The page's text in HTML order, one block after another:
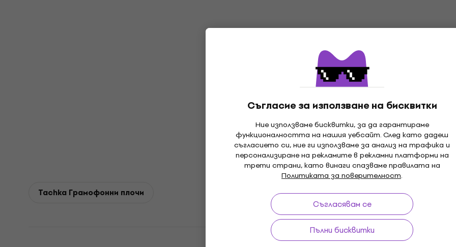
Съгласие за използване на бисквитки
Ние използваме бисквитки, за да гарантираме
функционалността на нашия уебсайт. След като дадеш
съгласието си, ние ги използваме за анализ на трафика и
персонализиране на рекламите в рекламни платформи на
трети страни, като винаги спазваме правилата на
Политиката за поверителност.
Съгласявам се
Пълни бисквитки
Tachka Грамофонни плочи